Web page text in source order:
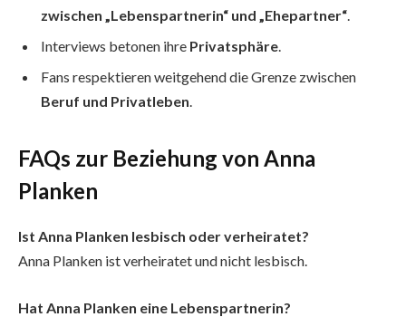
zwischen „Lebenspartnerin“ und „Ehepartner“
Interviews betonen ihre Privatsphäre
Fans respektieren weitgehend die Grenze zwischen
Beruf und Privatleben
FAQs zur Beziehung von Anna
Planken
Ist Anna Planken lesbisch oder verheiratet?
Anna Planken ist verheiratet und nicht lesbisch.
Hat Anna Planken eine Lebenspartnerin?